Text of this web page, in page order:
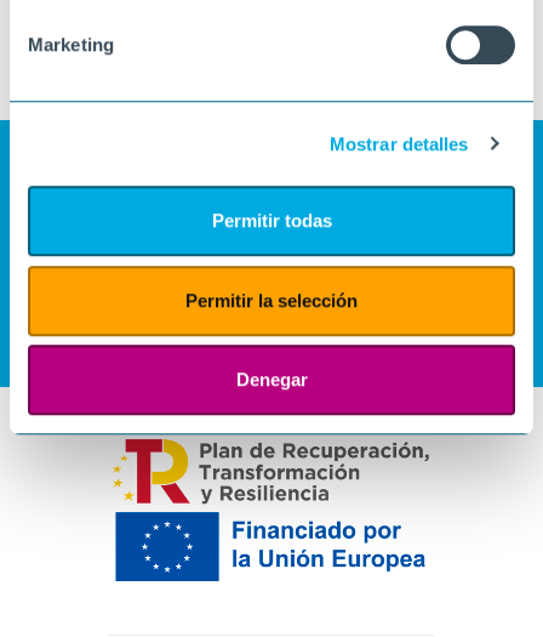
Marketing
Mostrar detalles
Permitir todas
Permitir la selección
Denegar